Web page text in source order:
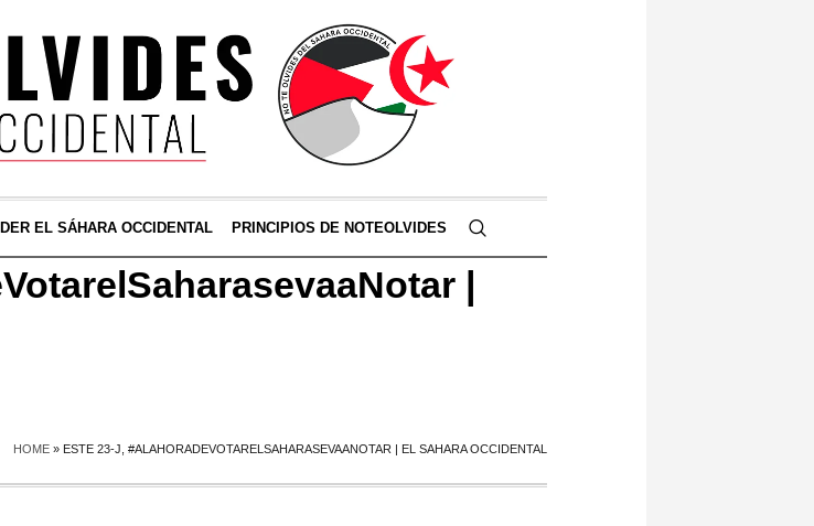
EL SÁHARA OCCIDENTAL PRINCIPIOS DE NOTEOLVIDES
|
HOME » ESTE 23-J, #‎ALAHORADEVOTARELSAHARASEVAANOTAR | EL SAHARA OCCIDENTAL